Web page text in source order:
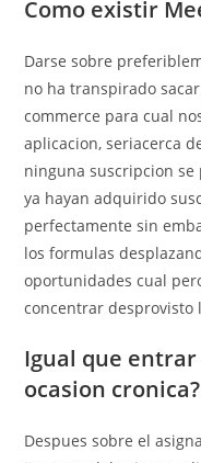
Como existir
Darse sobre
no ha transpirado
commerce para cual
aplicacion, seri­acerca
ninguna suscripcion
ya hayan adquirido
perfectamente sin
los formulas
oportunidades cual
concentrar desprovisto
Igual que
ocasion cronica?
Despues sobre el